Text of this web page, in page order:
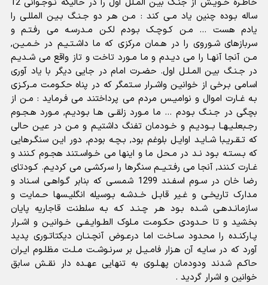
ساله بـوده چنین یاد مـى کند : مـن هـر دو جـنـگ بـیـن المللـى را
یادم هست ... مـن کـوچـک بـودم لکـن مـدرسـه مى رفـتـم و
سربازهاى شـوروى را در هـمان مرکزى که ما داشـتـیـم در خـمـیـن,
مـن آنجا آنهـا را مى دیـدم و ما مـورد تاخت و تاز واقع مى شـدیـم
در جـنـگ بیـن المـلـل اول. حضـرت امام در جایى دیگر با یاد آورى
اسامى بـرخى از خوانیـن واشـرار سـتمگر که در پناه حکـومت مـرکـزى
بـه غـارت اموال و نوامیـس مردم مى پرداختند مى فـرماید : مـن از
بچگى در جـنـگ بـودم ... ما مـورد زلقـى هـا بـودیـم, مـورد هـجـوم
رجـبعلـیـهـا بــودیـم و خـودمان تفنگ داشتیـم و مـن در عیـن حالى
که تـقـریـبا شـایـد اوایـل بلوغم بود, بـچـه بودم, دور ایـن سنگـرهایى
که بـسـتـه بـود نـد در مـحل ما و اینها مى خـواسـتند هجـوم کـنند و
غـارت کـنند, آنجا مى رفـتـیــم سنگرها را سرکشـى مى کردیـم. کـودتاى
رضا خان در سـوم اسفـند 1299 شمسـى که بنابر گـواهـى اسـناد و
مدارک تاریخـى و غـیر قابـل خـدشـه بـوسیله انگلیـسها حـمایت و
سازمانـدهـى شـده بـود هـر چـنـد کـه بـه سلطنت قاجاریه پایان
بخشید و تا حـدودى حکـومت مـلوک الطـوایـفـى خـوانیـن و اشـرار
پـارکنـده را محدود سـاخت اما درعـوض آنچـنـان دیکتاتـورى پدید
آورد که در سایـه آن هـزار فامـیـل بر سرنـوشـت مـلـت مظلـوم ایـران
حاکـم شدند ودودمان پهـلـوى به تنهایى عهـده دار نقـش سابق
خوانین و اشرار گردید .